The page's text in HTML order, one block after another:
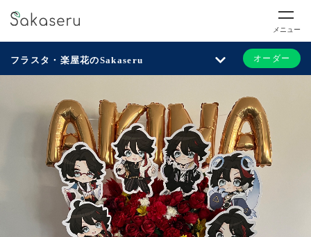
メニュー
フラスタ・楽屋花のSakaseru オーダー